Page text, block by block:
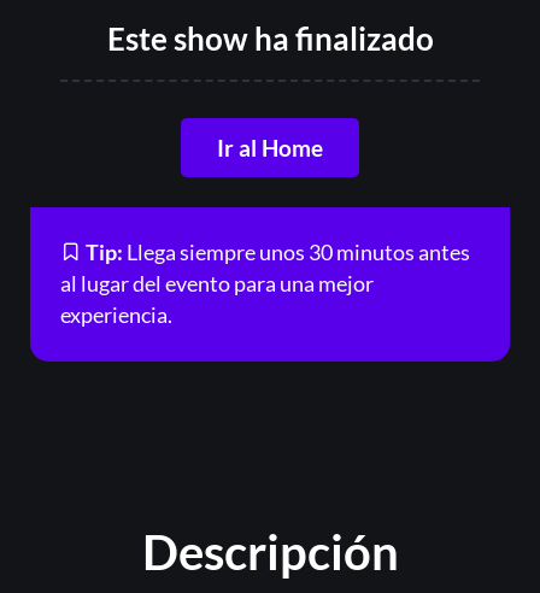
Este show ha finalizado
Ir al Home
Tip: Llega siempre unos 30 minutos antes
al lugar del evento para una mejor
experiencia.
Descripción
Registrarse